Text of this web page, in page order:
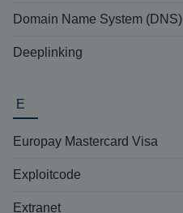
Domain Name System (DNS)
Deeplinking
E
Europay Mastercard Visa
Exploitcode
Extranet